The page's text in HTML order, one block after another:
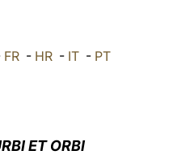
FR- HR- IT- PT
ET ORBI